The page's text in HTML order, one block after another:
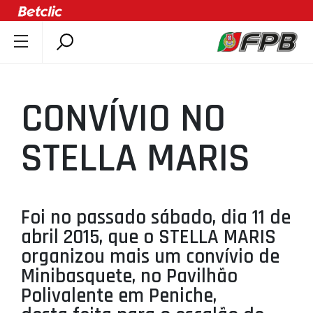
DOCUMENTOS
ÚLTIMAS
COMPETIÇÕES
ASSOCIAÇÕES
AGENTES
AGENDA
SELEÇÕES
MINIBASQUETE
CONVÍVIO NO
STELLA MARIS
Foi no passado sábado, dia 11 de
abril 2015, que o STELLA MARIS
organizou mais um convívio de
Minibasquete, no Pavilhão
Polivalente em Peniche,